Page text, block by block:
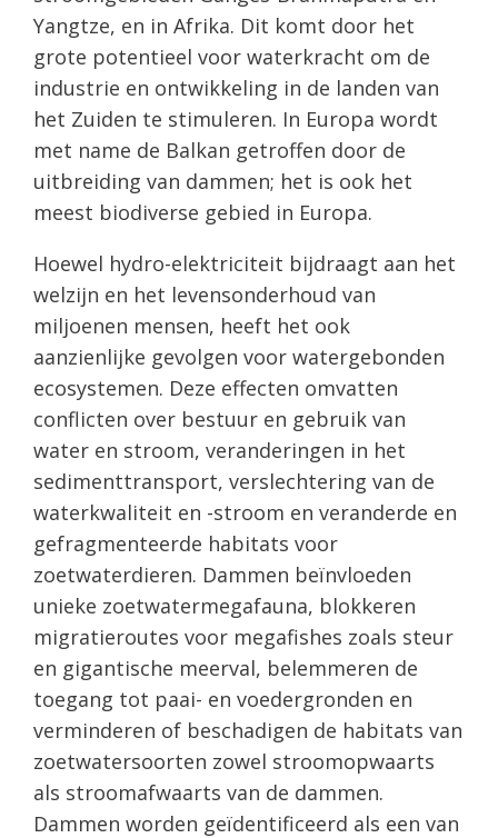
Yangtze, en in Afrika. Dit komt door het
grote potentieel voor waterkracht om de
industrie en ontwikkeling in de landen van
het Zuiden te stimuleren. In Europa wordt
met name de Balkan getroffen door de
uitbreiding van dammen; het is ook het
meest biodiverse gebied in Europa.
Hoewel hydro-elektriciteit bijdraagt ​​aan het
welzijn en het levensonderhoud van
miljoenen mensen, heeft het ook
aanzienlijke gevolgen voor watergebonden
ecosystemen. Deze effecten omvatten
conflicten over bestuur en gebruik van
water en stroom, veranderingen in het
sedimenttransport, verslechtering van de
waterkwaliteit en -stroom en veranderde en
gefragmenteerde habitats voor
zoetwaterdieren. Dammen beïnvloeden
unieke zoetwatermegafauna, blokkeren
migratieroutes voor megafishes zoals steur
en gigantische meerval, belemmeren de
toegang tot paai- en voedergronden en
verminderen of beschadigen de habitats van
zoetwatersoorten zowel stroomopwaarts
als stroomafwaarts van de dammen.
Dammen worden geïdentificeerd als een van